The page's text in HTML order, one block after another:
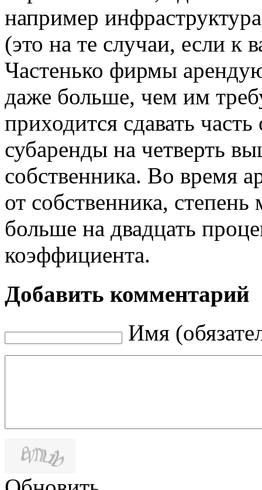
например
(это на те случаи, если к
Частенько фирмы
даже больше, чем им
приходится сдавать
субаренды на четверть
собственника. Во время
от собственника,
больше на двадцать
коэффициента.
Добавить комментарий
Имя